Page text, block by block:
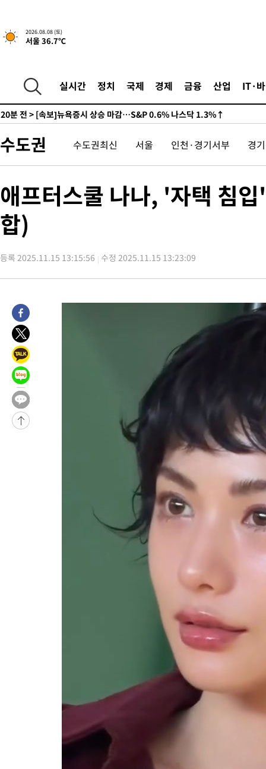
2026.08.08 (토)
서울 36.7℃
실시간 정치 국제 경제 금융 산업 IT·
-25239초 전 >여수 오동도 해상서 모터보트 전복…1명 사망·1명 실종
-21466초 전 >극한폭염 한풀 꺾이지만…'낮 최고 35도' 무더위, 열대야 계속
-17001초 전 >
[속보]'압수수색·성접대 논란' 축구협회 "실망과 걱정 안겨드
-5622초 전 >
20분 전 > [속보]뉴욕증시 상승 마감…S&P 0.6% 나스닥 1.3%↑
-28349초 전 >
선재도서 해루질 나섰다 실종 60대, 닷새 만에 숨진 채 발견
-25883초 전 >남자 농구, 나고야 아시안게임서 '홈팀' 일본과 한일전
-21486초 전 >극한폭염 한풀 꺾이지만…'낮 최고 35도' 무더위, 열대야 계속
주 날씨]
-18504초 전 >
-17021초 전 >
20분 전 >[속보]뉴욕증시 상승 마감…S&P 0.6% 나스닥 1.3%↑
수도권 수도권최신 서울 인천·경기서부 경
애프터스쿨 나나, '자택 침
합)
등록 2025.11.15 13:15:56 수정 2025.11.15 13:23:09